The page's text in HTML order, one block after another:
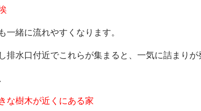
一緒に流れやすくなります。
排水口付近でこれらが集まると、一気に詰まりが
な樹木が近くにある家